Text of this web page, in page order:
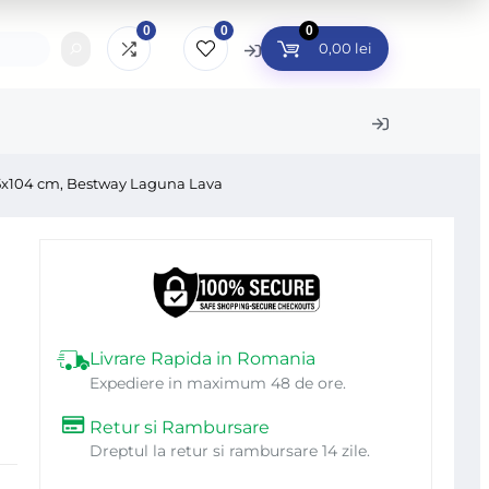
0 0 0
0,00 lei
electrice
fierastraie
Accesorii gradinarit
Accesorii gratar
Accesorii pentru
gradina
Furtunuri gradina
cm, Bestway Laguna Lava
Livrare Rapida in Romania
Expediere in maximum 48 de ore.
Retur si Rambursare
Dreptul la retur si rambursare 14 zile.